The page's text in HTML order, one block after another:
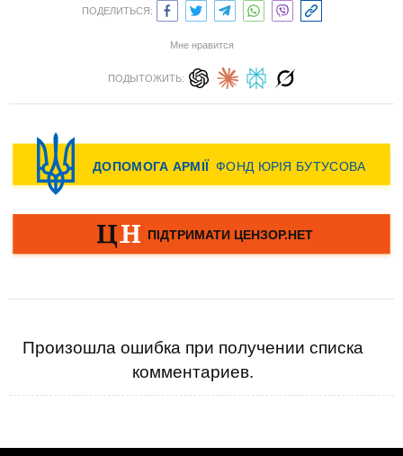
ПОДЕЛИТЬСЯ:
Мне нравится
ПОДЫТОЖИТЬ:
Произошла ошибка при получении списка
комментариев.